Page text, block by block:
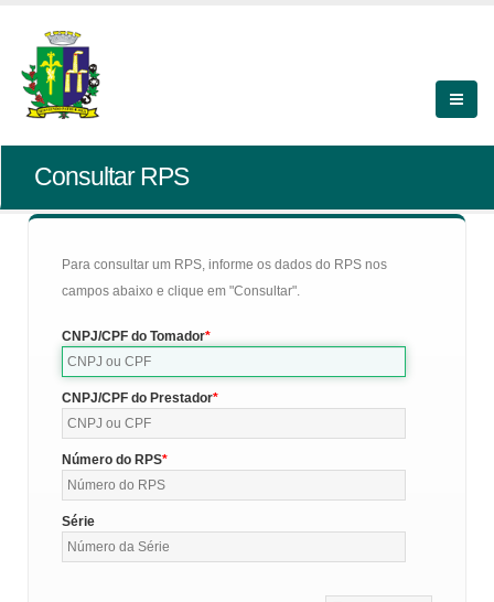
Consultar RPS
Para consultar um RPS, informe os dados do RPS nos
campos abaixo e clique em "Consultar".
CNPJ/CPF do Tomador
CNPJ/CPF do Prestador
Número do RPS
Série